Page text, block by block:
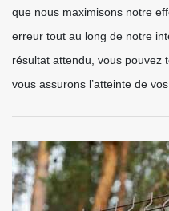
que nous maximisons notre
erreur tout au long de notre
résultat attendu, vous pouvez
vous assurons l’atteinte de